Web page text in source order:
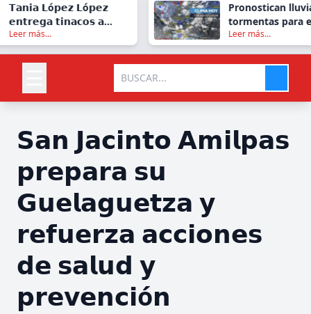
𝗧𝗮𝗻𝗶𝗮 𝗟ó𝗽𝗲𝘇 𝗟ó𝗽𝗲𝘇
𝗲𝗻𝘁𝗿𝗲𝗴𝗮 𝘁𝗶𝗻𝗮𝗰𝗼𝘀 𝗮
𝗳𝗮𝗺𝗶𝗹𝗶𝗮𝘀 𝗱𝗲
𝗫𝗼𝘅𝗼𝗰𝗼𝘁𝗹á𝗻
Leer más...
Pronostican
tormentas para
viernes en gran
Oaxaca
Leer más...
𝗦𝗮𝗻 𝗝𝗮𝗰𝗶𝗻𝘁𝗼 𝗔𝗺𝗶𝗹𝗽𝗮𝘀
𝗽𝗿𝗲𝗽𝗮𝗿𝗮 𝘀𝘂
𝗚𝘂𝗲𝗹𝗮𝗴𝘂𝗲𝘁𝘇𝗮 𝘆
𝗿𝗲𝗳𝘂𝗲𝗿𝘇𝗮 𝗮𝗰𝗰𝗶𝗼𝗻𝗲𝘀
𝗱𝗲 𝘀𝗮𝗹𝘂𝗱 𝘆
𝗽𝗿𝗲𝘃𝗲𝗻𝗰𝗶ó𝗻